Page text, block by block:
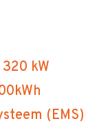
kW
(EMS)